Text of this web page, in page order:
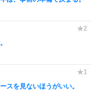
スを見ないほうがいい。